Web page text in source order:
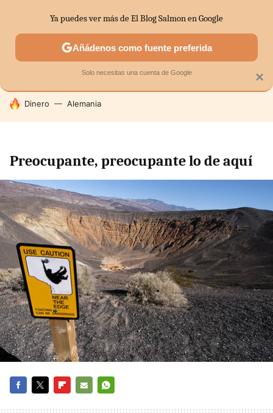
SECTORES ECONOMÍA DOMÉSTICA MERCADOS
HOY SE HABLA DE
Dinero Alemania
Preocupante, preocupante lo de aquí
×
Ya puedes ver más de El Blog Salmon en Google
Añádenos como fuente preferida
Solo necesitas una cuenta de Google